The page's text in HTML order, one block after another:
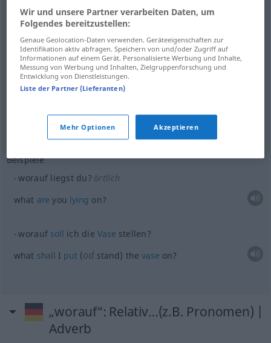
worauf sparst du?
what
areyou savingfor?
worauf sinnst du?
what are youthinkingof doing?
Beispiele anzeigen
Beispiele
worauf liegst du? örtlich
what are you lying on?
worauf soll ich dieVase stellen?
what shall I put(od stand) thevase on?
„worauf“: Relativ…(z.B. Pronomen) |
Adverb
Wir und unsere Partner verarbeiten Daten, um
Folgendes bereitzustellen:
Genaue Geolocation-Daten verwenden. Geräteeigenschaften zur
Identifikation aktiv abfragen. Speichern von und/oder Zugriff auf
Informationen auf einem Gerät. Personalisierte Werbung und Inhalte,
Messung von Werbung und Inhalten, Zielgruppenforschung und
Entwicklung von Dienstleistungen.
Liste der Partner (Lieferanten)
Mehr Optionen Akzeptieren